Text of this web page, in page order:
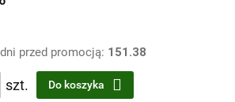
przed promocją: 151.38
szt. Do koszyka